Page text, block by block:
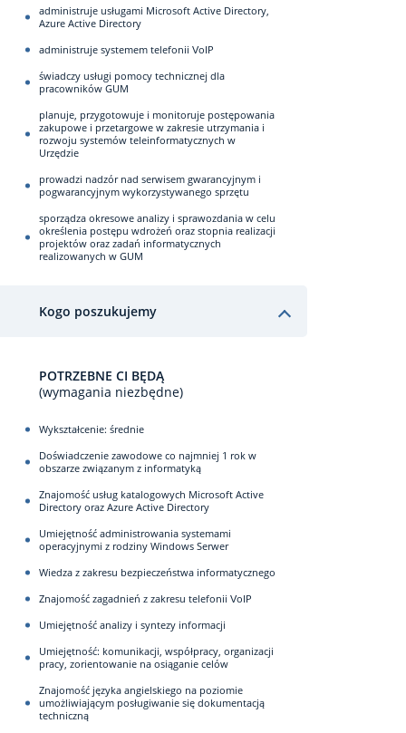
administruje usługami Microsoft Active Directory,
Azure Active Directory
administruje systemem telefonii VoIP
świadczy usługi pomocy technicznej dla
pracowników GUM
planuje, przygotowuje i monitoruje postępowania
zakupowe i przetargowe w zakresie utrzymania i
rozwoju systemów teleinformatycznych w
Urzędzie
prowadzi nadzór nad serwisem gwarancyjnym i
pogwarancyjnym wykorzystywanego sprzętu
sporządza okresowe analizy i sprawozdania w celu
określenia postępu wdrożeń oraz stopnia realizacji
projektów oraz zadań informatycznych
realizowanych w GUM
Kogo poszukujemy
POTRZEBNE CI BĘDĄ
(wymagania niezbędne)
Wykształcenie: średnie
Doświadczenie zawodowe co najmniej 1 rok w
obszarze związanym z informatyką
Znajomość usług katalogowych Microsoft Active
Directory oraz Azure Active Directory
Umiejętność administrowania systemami
operacyjnymi z rodziny Windows Serwer
Wiedza z zakresu bezpieczeństwa informatycznego
Znajomość zagadnień z zakresu telefonii VoIP
Umiejętność analizy i syntezy informacji
Umiejętność: komunikacji, współpracy, organizacji
pracy, zorientowanie na osiąganie celów
Znajomość języka angielskiego na poziomie
umożliwiającym posługiwanie się dokumentacją
techniczną